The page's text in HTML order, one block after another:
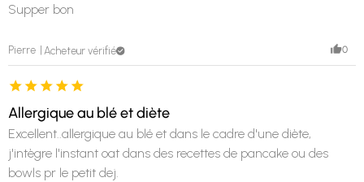
Pierre Acheteur vérifié
Supper bon
0
Allergique au blé et diète
Excellent..allergique au blé et dans le cadre d'une diète,
j'intègre l'instant oat dans des recettes de pancake ou des
bowls pr le petit dej.